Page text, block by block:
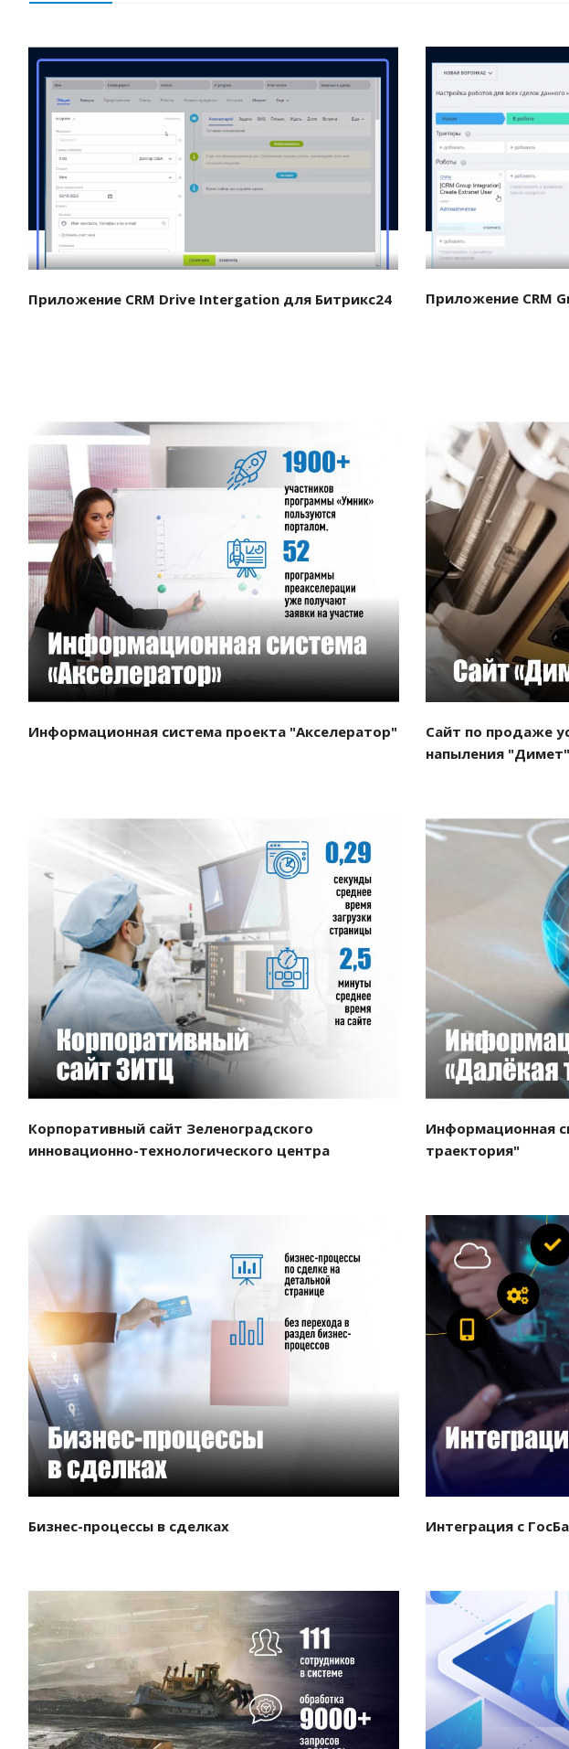
Смотреть проект
Приложение CRM Drive Intergation для Битрикс24 Приложение CRM
Смотреть проект
Информационная система проекта "Акселератор"
Сайт по продаже
напыления "Димет"
Смотреть проект
Корпоративный сайт Зеленоградского
инновационно-технологического центра
Информационная
траектория"
Бизнес-процессы в сделках Интеграция с
Смотреть проект